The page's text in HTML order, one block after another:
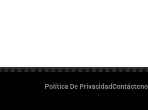
Política De Privacidad